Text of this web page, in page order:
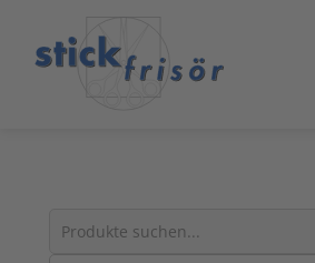
Suche